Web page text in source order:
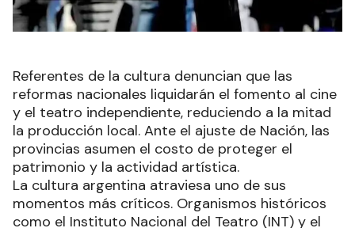
Referentes de la cultura denuncian que las
reformas nacionales liquidarán el fomento al cine
y el teatro independiente, reduciendo a la mitad
la producción local. Ante el ajuste de Nación, las
provincias asumen el costo de proteger el
patrimonio y la actividad artística.
La cultura argentina atraviesa uno de sus
momentos más críticos. Organismos históricos
como el Instituto Nacional del Teatro (INT) y el